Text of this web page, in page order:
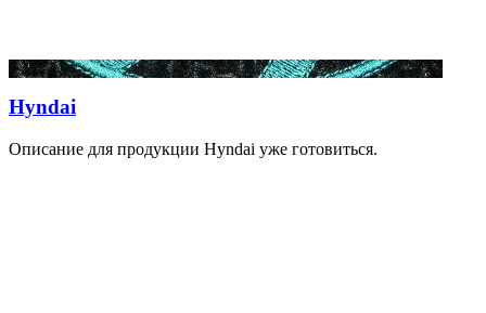
Hyndai
Описание для продукции Hyndai уже готовиться.